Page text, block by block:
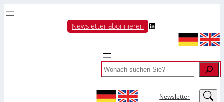
Newsletter abonnieren LinkedIn
Search
Newsletter LinkedIn